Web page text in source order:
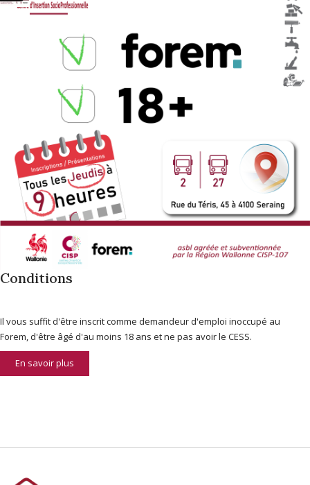
Conditions
Il vous suffit d'être inscrit comme demandeur d'emploi inoccupé au
Forem, d'être âgé d'au moins 18 ans et ne pas avoir le CESS.
En savoir plus